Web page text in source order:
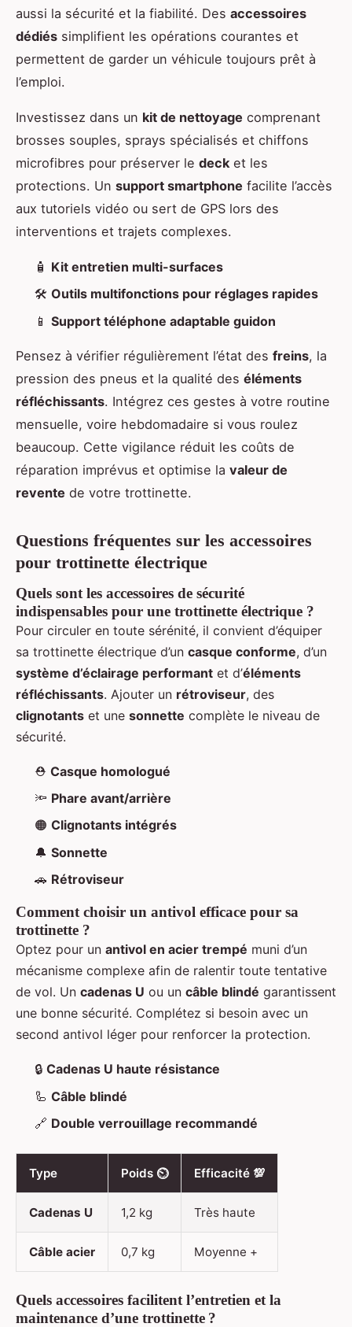
aussi la sécurité et la fiabilité. Des accessoires
dédiés simplifient les opérations courantes et
permettent de garder un véhicule toujours prêt à
l’emploi.
Investissez dans un kit de nettoyage comprenant
brosses souples, sprays spécialisés et chiffons
microfibres pour préserver le decket les
protections. Un support smartphone facilite l’accès
aux tutoriels vidéo ou sert de GPS lors des
interventions et trajets complexes.
🧴 Kit entretien multi-surfaces
🛠️ Outils multifonctions pour réglages rapides
📱 Support téléphone adaptable guidon
Pensez à vérifier régulièrement l’état des freins, la
pression des pneus et la qualité des éléments
réfléchissants. Intégrez ces gestes à votre routine
mensuelle, voire hebdomadaire si vous roulez
beaucoup. Cette vigilance réduit les coûts de
réparation imprévus et optimise la valeur de
revente de votre trottinette.
Questions fréquentes sur les accessoires
pour trottinette électrique
Quels sont les accessoires de sécurité
indispensables pour une trottinette électrique ?
Pour circuler en toute sérénité, il convient d’équiper
sa trottinette électrique d’un casque conforme, d’un
système d’éclairage performant et d’éléments
réfléchissants. Ajouter un rétroviseur, des
clignotants et une sonnette complète le niveau de
sécurité.
⛑️ Casque homologué
🔦 Phare avant/arrière
🟠 Clignotants intégrés
🔔 Sonnette
🚗 Rétroviseur
Comment choisir un antivol efficace pour sa
trottinette ?
Optez pour un antivol en acier trempé muni d’un
mécanisme complexe afin de ralentir toute tentative
de vol. Un cadenas U ou un câble blindé garantissent
une bonne sécurité. Complétez si besoin avec un
second antivol léger pour renforcer la protection.
🔒 Cadenas U haute résistance
🦾 Câble blindé
🔗 Double verrouillage recommandé
Type Poids ⏲️ Efficacité 💯
Cadenas U 1,2 kg Très haute
Câble acier 0,7 kg Moyenne +
Quels accessoires facilitent l’entretien et la
maintenance d’une trottinette ?